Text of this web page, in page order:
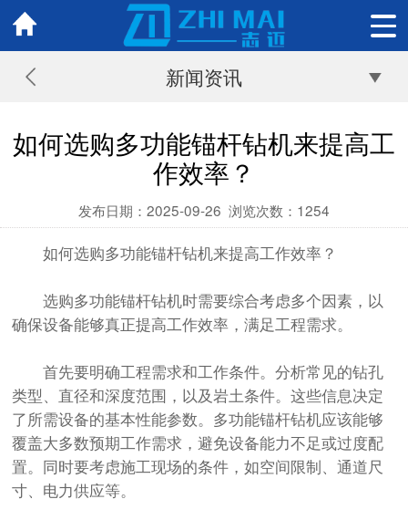
新闻资讯
如何选购多功能锚杆钻机来提高工
作效率？
发布日期：2025-09-26 浏览次数： 1254
如何选购多功能锚杆钻机来提高工作效率？
选购多功能锚杆钻机时需要综合考虑多个因素，以
确保设备能够真正提高工作效率，满足工程需求。
首先要明确工程需求和工作条件。分析常见的钻孔
类型、直径和深度范围，以及岩土条件。这些信息决定
了所需设备的基本性能参数。多功能锚杆钻机应该能够
覆盖大多数预期工作需求，避免设备能力不足或过度配
置。同时要考虑施工现场的条件，如空间限制、通道尺
寸、电力供应等。